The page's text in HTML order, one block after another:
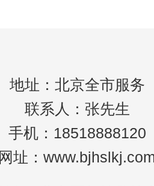
地址：北京全市服务
联系人：张先生
手机：18518888120
网址：